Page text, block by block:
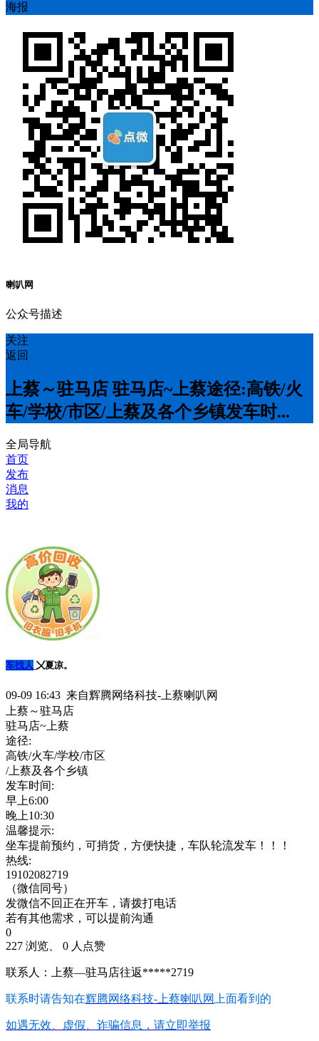
海报
喇叭网
公众号描述
关注
返回
上蔡～驻马店 驻马店~上蔡途径:高铁/火
车/学校/市区/上蔡及各个乡镇发车时...
全局导航
首页
发布
消息
我的
车找人 〤夏凉。
09-09 16:43 来自辉腾网络科技-上蔡喇叭网
上蔡～驻马店
驻马店~上蔡
途径:
高铁/火车/学校/市区
/上蔡及各个乡镇
发车时间:
早上6:00
晚上10:30
温馨提示:
坐车提前预约，可捎货，方便快捷，车队轮流发车！！！
热线:
19102082719
（微信同号）
发微信不回正在开车，请拨打电话
若有其他需求，可以提前沟通
0
227 浏览、 0 人点赞
联系人：上蔡—驻马店往返*****2719
联系时请告知在辉腾网络科技-上蔡喇叭网 上面看到的
如遇无效、虚假、诈骗信息，请立即举报